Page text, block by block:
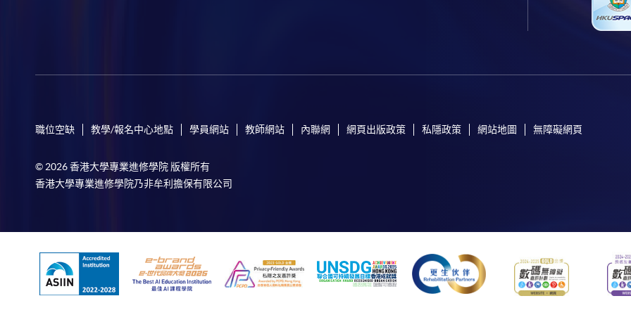
職位空缺 教學/報名中心地點 學員網站 教師網站 內聯網 網頁出版政策 私隱政策 網站地圖 無障礙網頁
© 2026 香港大學專業進修學院 版權所有
香港大學專業進修學院乃非牟利擔保有限公司